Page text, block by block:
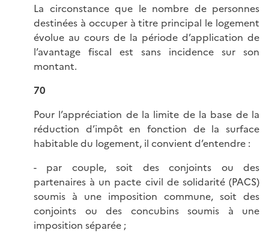
La circonstance que le nombre de personnes
destinées à occuper à titre principal le logement
évolue au cours de la période d’application de
l’avantage fiscal est sans incidence sur son
montant.
70
Pour l’appréciation de la limite de la base de la
réduction d’impôt en fonction de la surface
habitable du logement, il convient d’entendre :
- par couple, soit des conjoints ou des
partenaires à un pacte civil de solidarité (PACS)
soumis à une imposition commune, soit des
conjoints ou des concubins soumis à une
imposition séparée ;